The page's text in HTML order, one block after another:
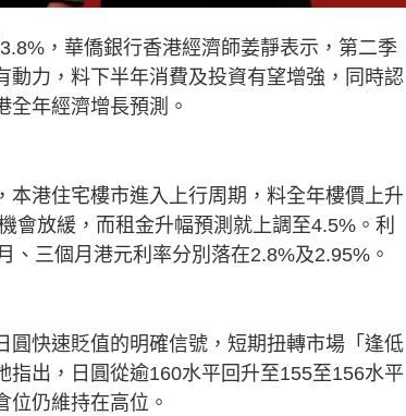
，華僑銀行香港經濟師姜靜表示，第二季
力，料下半年消費及投資有望增強，同時認
年經濟增長預測。
港住宅樓市進入上行周期，料全年樓價上升
會放緩，而租金升幅預測就上調至4.5%。利
三個月港元利率分別落在2.8%及2.95%。
圓快速貶值的明確信號，短期扭轉市場「逢低
出，日圓從逾160水平回升至155至156水平
仍維持在高位。